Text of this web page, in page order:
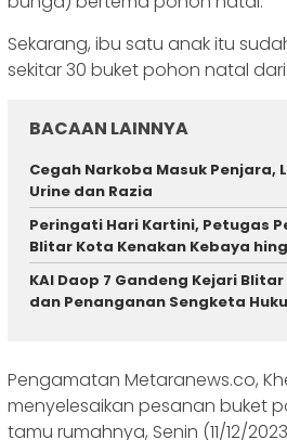
Sekarang, ibu satu anak itu
sekitar 30 buket pohon natal
BACAAN LAINNYA
Cegah Narkoba Masuk Penjara,
Urine dan Razia
Peringati Hari Kartini, Petugas
Blitar Kota Kenakan Kebaya
KAI Daop 7 Gandeng Kejari
dan Penanganan Sengketa
Pengamatan Metaranews.co,
menyelesaikan pesanan buket
tamu rumahnya, Senin (11/12/